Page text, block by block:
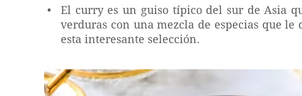
El curry es un guiso típico del sur de Asia
verduras con una mezcla de especias que
esta interesante selección.